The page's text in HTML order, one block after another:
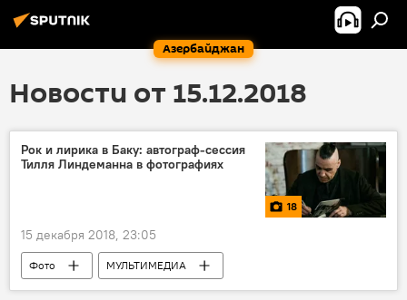
Азербайджан
Новости от 15.12.2018
Рок и лирика в Баку: автограф-сессия
Тилля Линдеманна в фотографиях
18
15 декабря 2018, 23:05
Фото
МУЛЬТИМЕДИА
Азербайджан
ЖИЗНЬ
Новости